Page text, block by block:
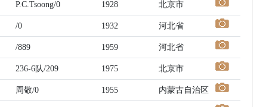
P.C.Tsoong/0 1928 北京市
/0 1932 河北省
/889 1959 河北省
236-6队/209 1975 北京市
周敬/0 1955 内蒙古自治区